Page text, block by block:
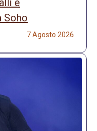
e
Soho
7 Agosto 2026